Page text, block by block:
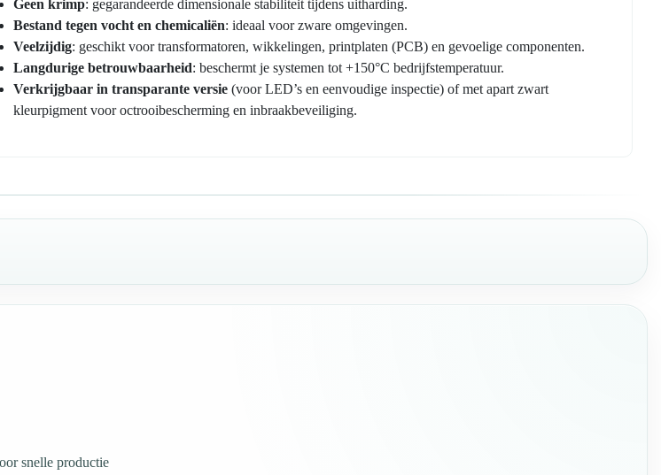
Geen krimp: gegarandeerde dimensionale stabiliteit tijdens uitharding.
Bestand tegen vocht en chemicaliën: ideaal voor zware omgevingen.
Veelzijdig: geschikt voor transformatoren, wikkelingen, printplaten (PCB) en gevoelige componenten.
Langdurige betrouwbaarheid: beschermt je systemen tot +150°C bedrijfstemperatuur.
Verkrijgbaar in transparante versie (voor LED’s en eenvoudige inspectie) of met apart zwart
kleurpigment voor octrooibescherming en inbraakbeveiliging.
snelle productie